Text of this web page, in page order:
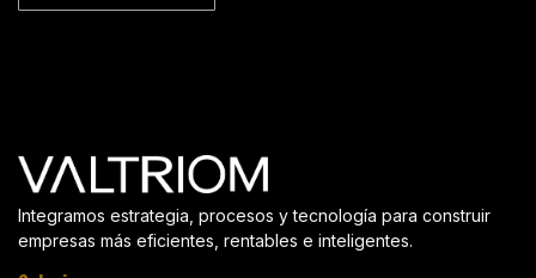
Integramos estrategia, procesos y tecnología para construir
empresas más eficientes, rentables e inteligentes.